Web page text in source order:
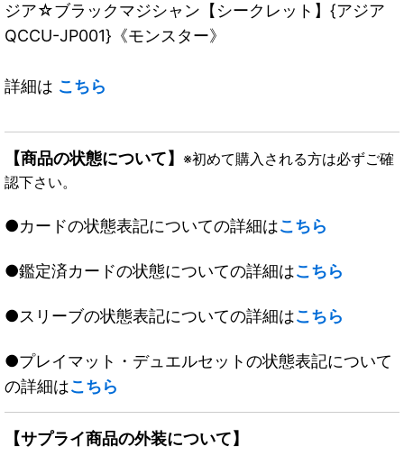
ジア☆ブラックマジシャン【シークレット】{アジア
QCCU-JP001}《モンスター》
詳細は こちら
【商品の状態について】 ※初めて購入される方は必ずご確
認下さい。
●カードの状態表記についての詳細はこちら
●鑑定済カードの状態についての詳細はこちら
●スリーブの状態表記についての詳細はこちら
●プレイマット・デュエルセットの状態表記について
の詳細はこちら
【サプライ商品の外装について】